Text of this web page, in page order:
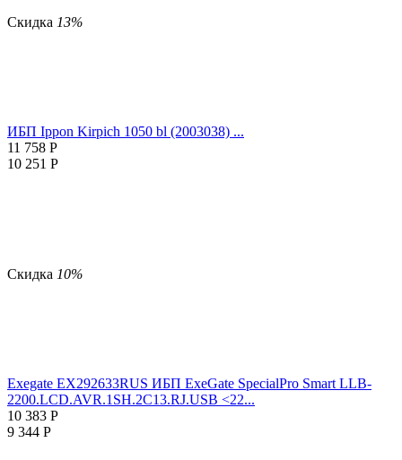
Скидка 13%
ИБП Ippon Kirpich 1050 bl (2003038) ...
11 758 Р
10 251 Р
Скидка 10%
Exegate EX292633RUS ИБП ExeGate SpecialPro Smart LLB-
2200.LCD.AVR.1SH.2C13.RJ.USB <22...
10 383 Р
9 344 Р